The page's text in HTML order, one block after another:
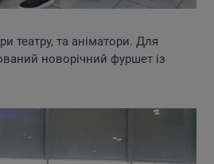
театру, та аніматори. Для
новорічний фуршет із